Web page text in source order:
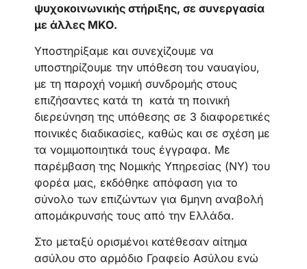
ψυχοκοινωνικής στήριξης, σε συνεργασία
με άλλες ΜΚΟ.
Υποστηρίξαμε και συνεχίζουμε να
υποστηρίζουμε την υπόθεση του ναυαγίου,
με τη παροχή νομική συνδρομής στους
επιζήσαντες κατά τη κατά τη ποινική
διερεύνηση της υπόθεσης σε 3 διαφορετικές
ποινικές διαδικασίες, καθώς και σε σχέση με
τα νομιμοποιητικά τους έγγραφα. Με
παρέμβαση της Νομικής Υπηρεσίας (ΝΥ) του
φορέα μας, εκδόθηκε απόφαση για το
σύνολο των επιζώντων για 6μηνη αναβολή
απομάκρυνσής τους από την Ελλάδα.
Στο μεταξύ ορισμένοι κατέθεσαν αίτημα
ασύλου στο αρμόδιο Γραφείο Ασύλου ενώ